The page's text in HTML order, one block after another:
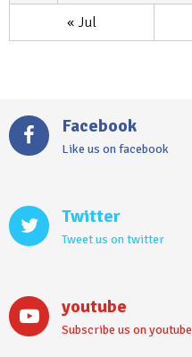
« Jul
Facebook
Like us on facebook
Twitter
Tweet us on twitter
youtube
Subscribe us on youtube